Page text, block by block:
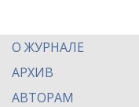
О ЖУРНАЛЕ
АРХИВ
АВТОРАМ